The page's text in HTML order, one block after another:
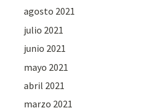
agosto 2021
julio 2021
junio 2021
mayo 2021
abril 2021
marzo 2021